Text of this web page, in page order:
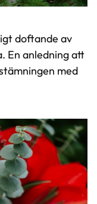
doftande av
En anledning att
med